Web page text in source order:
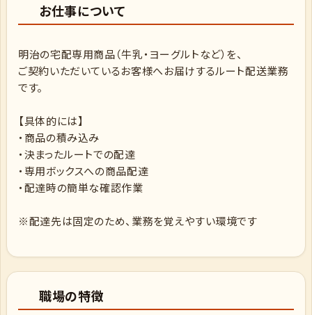
お仕事について
明治の宅配専用商品（牛乳・ヨーグルトなど）を、
ご契約いただいているお客様へお届けするルート配送業務
です。
【具体的には】
・商品の積み込み
・決まったルートでの配達
・専用ボックスへの商品配達
・配達時の簡単な確認作業
※配達先は固定のため、業務を覚えやすい環境です
職場の特徴